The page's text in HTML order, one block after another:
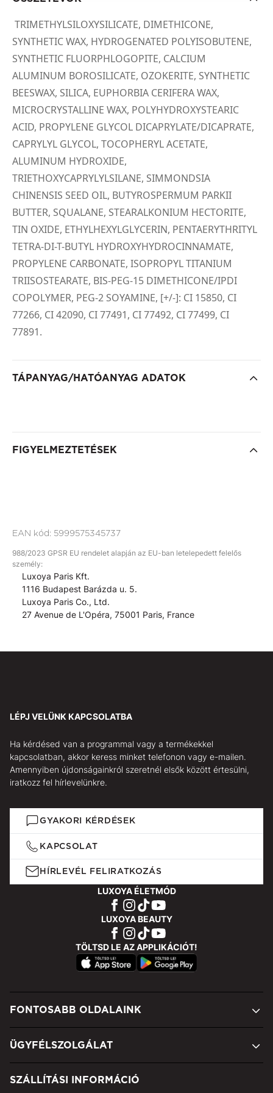
TRIMETHYLSILOXYSILICATE, DIMETHICONE,
SYNTHETIC WAX, HYDROGENATED POLYISOBUTENE,
SYNTHETIC FLUORPHLOGOPITE, CALCIUM
ALUMINUM BOROSILICATE, OZOKERITE, SYNTHETIC
BEESWAX, SILICA, EUPHORBIA CERIFERA WAX,
MICROCRYSTALLINE WAX, POLYHYDROXYSTEARIC
ACID, PROPYLENE GLYCOL DICAPRYLATE/DICAPRATE,
CAPRYLYL GLYCOL, TOCOPHERYL ACETATE,
ALUMINUM HYDROXIDE,
TRIETHOXYCAPRYLYLSILANE, SIMMONDSIA
CHINENSIS SEED OIL, BUTYROSPERMUM PARKII
BUTTER, SQUALANE, STEARALKONIUM HECTORITE,
TIN OXIDE, ETHYLHEXYLGLYCERIN, PENTAERYTHRITYL
TETRA-DI-T-BUTYL HYDROXYHYDROCINNAMATE,
PROPYLENE CARBONATE, ISOPROPYL TITANIUM
TRIISOSTEARATE, BIS-PEG-15 DIMETHICONE/IPDI
COPOLYMER, PEG-2 SOYAMINE, [+/-]: CI 15850, CI
77266, CI 42090, CI 77491, CI 77492, CI 77499, CI
77891.
TÁPANYAG/HATÓANYAG ADATOK
FIGYELMEZTETÉSEK
EAN kód: 5999575345737
988/2023 GPSR EU rendelet alapján az EU-ban letelepedett felelős
személy:
Luxoya Paris Kft.
1116 Budapest Barázda u. 5.
Luxoya Paris Co., Ltd.
27 Avenue de L'Opéra, 75001 Paris, France
LÉPJ VELÜNK KAPCSOLATBA
Ha kérdésed van a programmal vagy a termékekkel
kapcsolatban, akkor keress minket telefonon vagy e-mailen.
Amennyiben újdonságainkról szeretnél elsők között értesülni,
iratkozz fel hírlevelünkre.
GYAKORI KÉRDÉSEK
KAPCSOLAT
HÍRLEVÉL FELIRATKOZÁS
LUXOYA ÉLETMÓD
LUXOYA BEAUTY
TÖLTSD LE AZ APPLIKÁCIÓT!
FONTOSABB OLDALAINK
ÜGYFÉLSZOLGÁLAT
SZÁLLÍTÁSI INFORMÁCIÓ